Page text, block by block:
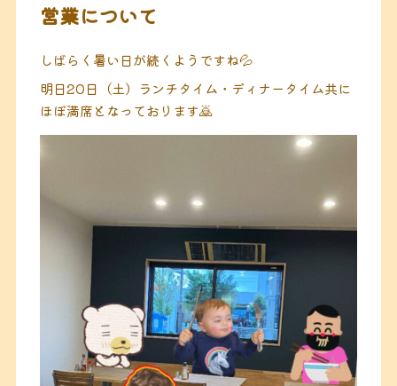
営業について
しばらく暑い日が続くようですね💦
明日20日（土）ランチタイム・ディナータイム共に
ほぼ満席となっております🙇